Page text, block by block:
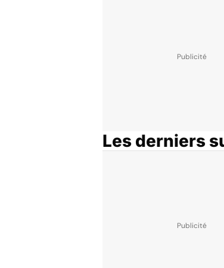
Les derniers